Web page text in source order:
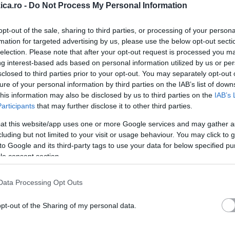
- Do Not Process My Personal Information
out of the sale, sharing to third parties, or processing of your
for targeted advertising by us, please use the below opt-out
Please note that after your opt-out request is processed you
interest-based ads based on personal information utilized by us or
to third parties prior to your opt-out. You may separately opt-out
of your personal information by third parties on the IAB’s list of
information may also be disclosed by us to third parties on the IAB’s
that may further disclose it to other third parties.
this website/app uses one or more Google services and may gather
but not limited to your visit or usage behaviour. You may click to
Google and its third-party tags to use your data for below specified
consent section.
Processing Opt Outs
out of the Sharing of my personal data.